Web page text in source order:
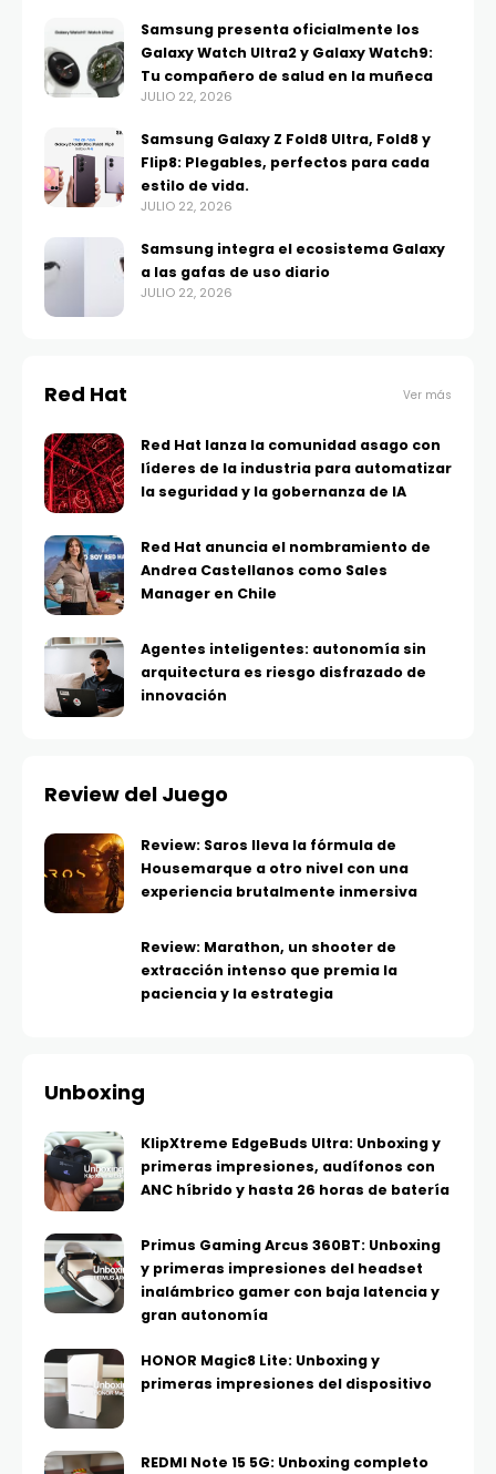
Samsung presenta oficialmente los
Galaxy Watch Ultra2 y Galaxy Watch9:
Tu compañero de salud en la muñeca
JULIO 22, 2026
Samsung Galaxy Z Fold8 Ultra, Fold8 y
Flip8: Plegables, perfectos para cada
estilo de vida.
JULIO 22, 2026
Samsung integra el ecosistema Galaxy
a las gafas de uso diario
JULIO 22, 2026
Red Hat Ver más
Red Hat lanza la comunidad asago con
líderes de la industria para automatizar
la seguridad y la gobernanza de IA
Red Hat anuncia el nombramiento de
Andrea Castellanos como Sales
Manager en Chile
Agentes inteligentes: autonomía sin
arquitectura es riesgo disfrazado de
innovación
Review del Juego
Review: Saros lleva la fórmula de
Housemarque a otro nivel con una
experiencia brutalmente inmersiva
Review: Marathon, un shooter de
extracción intenso que premia la
paciencia y la estrategia
Unboxing
KlipXtreme EdgeBuds Ultra: Unboxing y
primeras impresiones, audífonos con
ANC híbrido y hasta 26 horas de batería
Primus Gaming Arcus 360BT: Unboxing
y primeras impresiones del headset
inalámbrico gamer con baja latencia y
gran autonomía
HONOR Magic8 Lite: Unboxing y
primeras impresiones del dispositivo
REDMI Note 15 5G: Unboxing completo